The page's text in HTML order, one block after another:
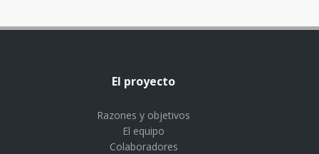
El proyecto
Razones y objetivos
El equipo
Colaboradores